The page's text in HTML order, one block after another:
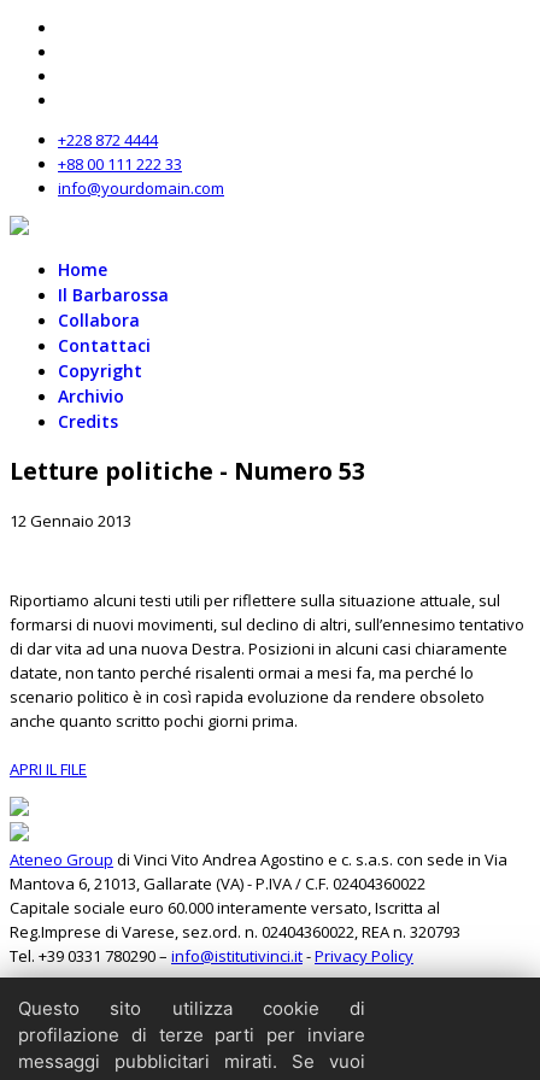
+228 872 4444
+88 00 111 222 33
info@yourdomain.com
Home
Il Barbarossa
Collabora
Contattaci
Copyright
Archivio
Credits
Letture politiche - Numero 53
12 Gennaio 2013
Riportiamo alcuni testi utili per riflettere sulla situazione attuale, sul
formarsi di nuovi movimenti, sul declino di altri, sull’ennesimo tentativo
di dar vita ad una nuova Destra. Posizioni in alcuni casi chiaramente
datate, non tanto perché risalenti ormai a mesi fa, ma perché lo
scenario politico è in così rapida evoluzione da rendere obsoleto
anche quanto scritto pochi giorni prima.
APRI IL FILE
Ateneo Group di Vinci Vito Andrea Agostino e c. s.a.s. con sede in Via
Mantova 6, 21013, Gallarate (VA) - P.IVA / C.F. 02404360022
Capitale sociale euro 60.000 interamente versato, Iscritta al
Reg.Imprese di Varese, sez.ord. n. 02404360022, REA n. 320793
Tel. +39 0331 780290 – info@istitutivinci.it-Privacy Policy
Cerca
Home
Questo sito utilizza cookie di
profilazione di terze parti per inviare
messaggi pubblicitari mirati. Se vuoi